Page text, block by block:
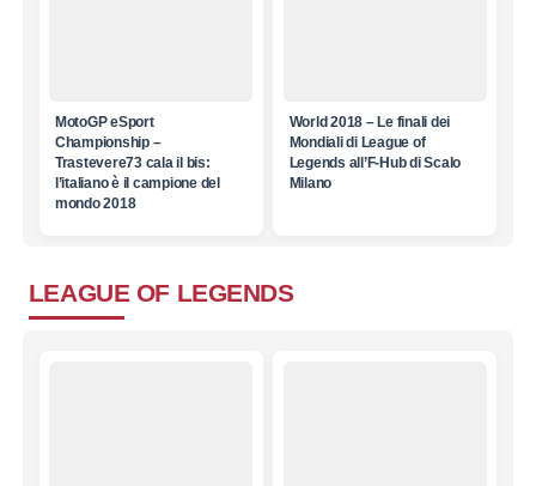
MotoGP eSport
Championship –
Trastevere73 cala il bis:
l’italiano è il campione del
mondo 2018
World 2018 – Le finali dei
Mondiali di League of
Legends all’F-Hub di Scalo
Milano
LEAGUE OF LEGENDS